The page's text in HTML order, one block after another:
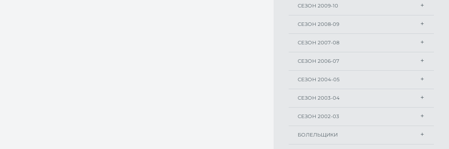
СЕЗОН 2009-10
СЕЗОН 2008-09
СЕЗОН 2007-08
СЕЗОН 2006-07
СЕЗОН 2004-05
СЕЗОН 2003-04
СЕЗОН 2002-03
БОЛЕЛЬЩИКИ